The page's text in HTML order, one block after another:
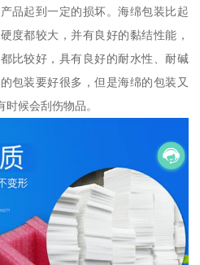
品起到一定的损坏。海绵包装比起
度都较大，并有良好的黏结性能，
比较好，具有良好的耐水性、耐碱
包装要好很多，但是海绵的包装又
候会刮伤物品。